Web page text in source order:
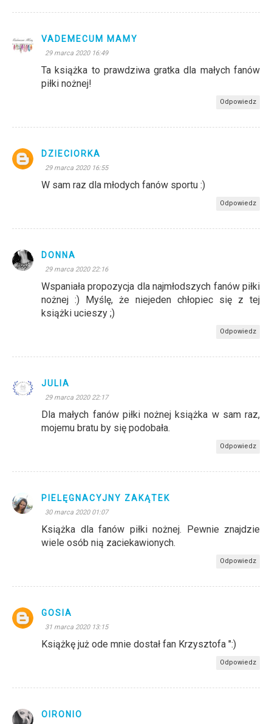
VADEMECUM MAMY
29 marca 2020 16:49
Ta książka to prawdziwa gratka dla małych fanów
piłki nożnej!
Odpowiedz
DZIECIORKA
29 marca 2020 16:55
W sam raz dla młodych fanów sportu :)
Odpowiedz
DONNA
29 marca 2020 22:16
Wspaniała propozycja dla najmłodszych fanów piłki
nożnej :) Myślę, że niejeden chłopiec się z tej
książki ucieszy ;)
Odpowiedz
JULIA
29 marca 2020 22:17
Dla małych fanów piłki nożnej książka w sam raz,
mojemu bratu by się podobała.
Odpowiedz
PIELĘGNACYJNY ZAKĄTEK
30 marca 2020 01:07
Książka dla fanów piłki nożnej. Pewnie znajdzie
wiele osób nią zaciekawionych.
Odpowiedz
GOSIA
31 marca 2020 13:15
Książkę już ode mnie dostał fan Krzysztofa ":)
Odpowiedz
OIRONIO